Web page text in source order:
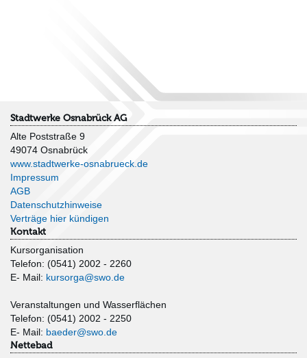
Stadtwerke Osnabrück AG
Alte Poststraße 9
49074 Osnabrück
www.stadtwerke-osnabrueck.de
Impressum
AGB
Datenschutzhinweise
Verträge hier kündigen
Kontakt
Kursorganisation
Telefon: (0541) 2002 - 2260
E- Mail: kursorga@swo.de
Veranstaltungen und Wasserflächen
Telefon: (0541) 2002 - 2250
E- Mail: baeder@swo.de
Nettebad